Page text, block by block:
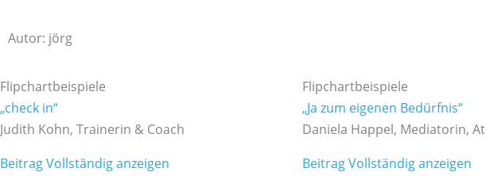
Inhalt
Autor: jörg
Flipchartbeispiele
„check in“
Judith Kohn, Trainerin & Coach
Beitrag Vollständig anzeigen
Flipchartbeispiele
„Ja zum eigenen Bedürfnis“
Daniela Happel, Mediatorin,
Beitrag Vollständig anzeigen